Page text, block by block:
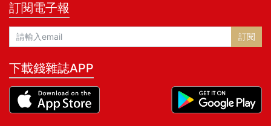
訂閱電子報
訂閱
下載錢雜誌APP